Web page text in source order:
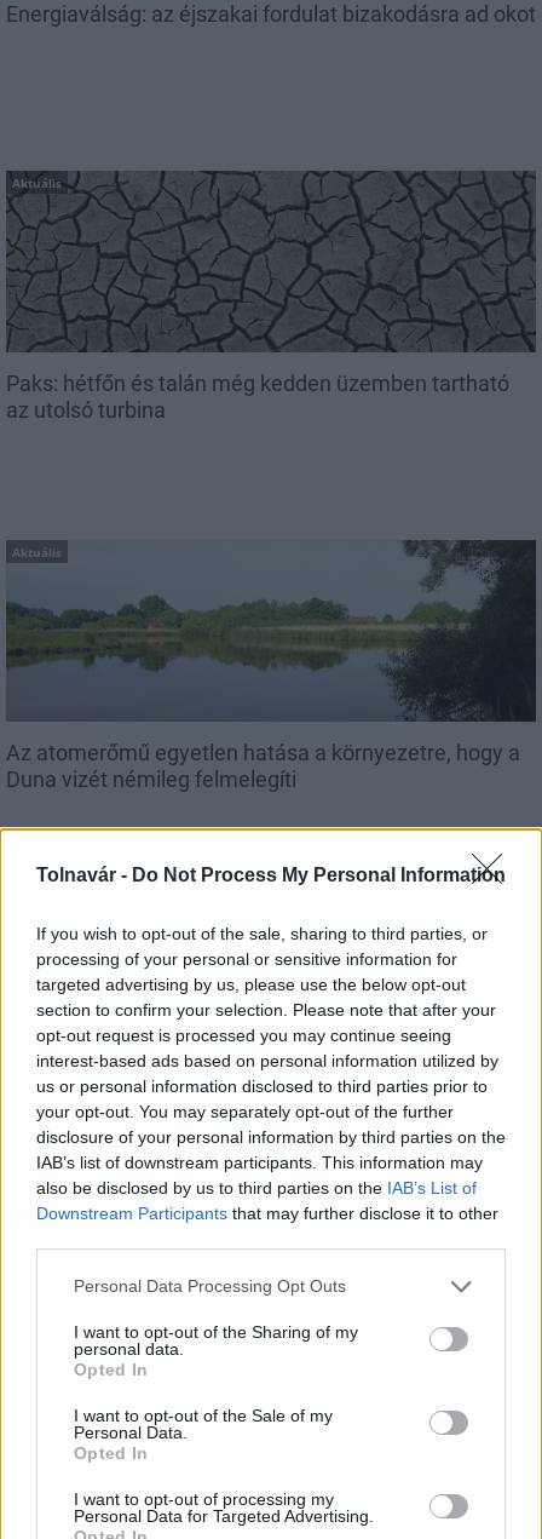
Tolnavár - Do Not Process My Personal Information
If you wish to opt-out of the sale, sharing to third parties, or
processing of your personal or sensitive information for
targeted advertising by us, please use the below opt-out
section to confirm your selection. Please note that after your
opt-out request is processed you may continue seeing
interest-based ads based on personal information utilized by
us or personal information disclosed to third parties prior to
your opt-out. You may separately opt-out of the further
disclosure of your personal information by third parties on the
IAB’s list of downstream participants. This information may
also be disclosed by us to third parties on the IAB’s List of
Downstream Participants that may further disclose it to other
Please note that this website/app uses one or more Google
not limited to your visit or usage behaviour. You may click to
grant or deny consent to Google and its third-party tags to
use your data for below specified purposes in below Google
consent section.
Personal Data Processing Opt Outs
I want to opt-out of the Sharing of my
personal data.
Opted In
I want to opt-out of the Sale of my
Personal Data.
Opted In
I want to opt-out of processing my
Personal Data for Targeted Advertising.
Energiaválság: az éjszakai fordulat bizakodásra ad okot
Aktuális
Paks: hétfőn és talán még kedden üzemben tartható
az utolsó turbina
Aktuális
Az atomerőmű egyetlen hatása a környezetre, hogy a
Duna vizét némileg felmelegíti
MAGYAR ÉPÍTŐK
Útépítés
BKK KM Építő Kft.
felüljárón
A tartós nyári hőség jelentős kihívás elé állítja a KM Építőt,